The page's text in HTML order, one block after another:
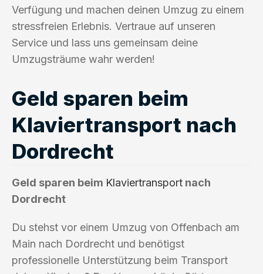
Verfügung und machen deinen Umzug zu einem
stressfreien Erlebnis. Vertraue auf unseren
Service und lass uns gemeinsam deine
Umzugsträume wahr werden!
Geld sparen beim
Klaviertransport nach
Dordrecht
Geld sparen beim Klaviertransport nach
Dordrecht
Du stehst vor einem Umzug von Offenbach am
Main nach Dordrecht und benötigst
professionelle Unterstützung beim Transport